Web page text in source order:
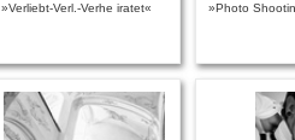
»Verliebt-Verl.-Verhe iratet«
»Photo